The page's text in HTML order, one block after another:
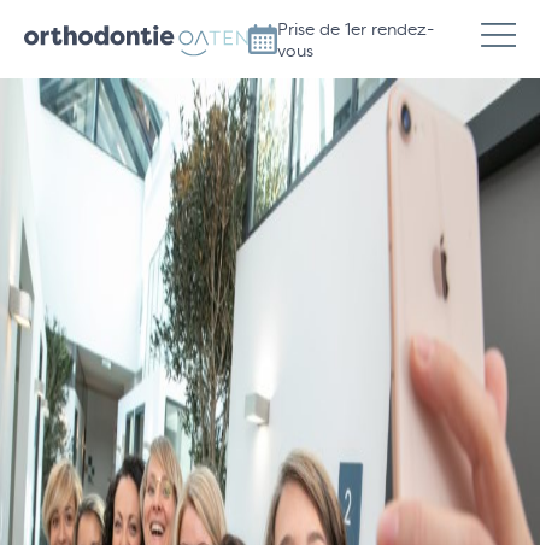
Prise de 1er rendez-
vous